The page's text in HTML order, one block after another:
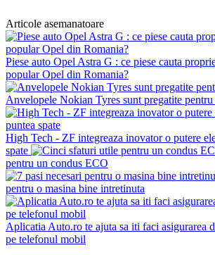
Articole asemanatoare
Piese auto Opel Astra G : ce piese cauta
popular Opel din Romania?
Anvelopele Nokian Tyres sunt pregatite pentru
High Tech - ZF integreaza inovator o putere
spate
pentru un condus ECO
pentru o masina bine intretinuta
Aplicatia Auto.ro te ajuta sa iti faci asigurarea
pe telefonul mobil